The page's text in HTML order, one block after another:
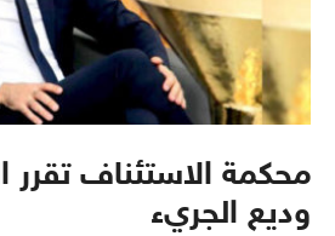
محكمة الاستئناف تقرر
وديع الجريء